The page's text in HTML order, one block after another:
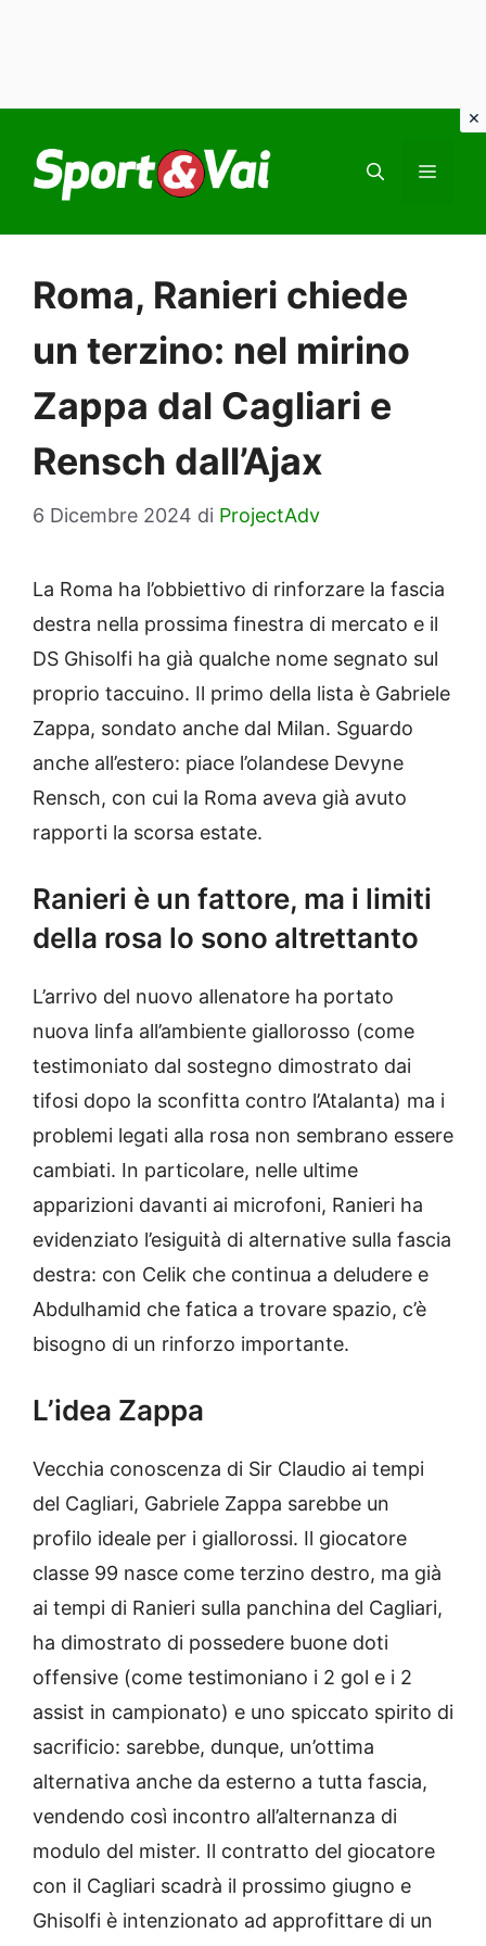
contenuto
Roma, Ranieri chiede
un terzino: nel mirino
Zappa dal Cagliari e
Rensch dall’Ajax
6 Dicembre 2024 di ProjectAdv
La Roma ha l’obbiettivo di rinforzare la fascia
destra nella prossima finestra di mercato e il
DS Ghisolfi ha già qualche nome segnato sul
proprio taccuino. Il primo della lista è Gabriele
Zappa, sondato anche dal Milan. Sguardo
anche all’estero: piace l’olandese Devyne
Rensch, con cui la Roma aveva già avuto
rapporti la scorsa estate.
Ranieri è un fattore, ma i limiti
della rosa lo sono altrettanto
L’arrivo del nuovo allenatore ha portato
nuova linfa all’ambiente giallorosso (come
testimoniato dal sostegno dimostrato dai
tifosi dopo la sconfitta contro l’Atalanta) ma i
problemi legati alla rosa non sembrano essere
cambiati. In particolare, nelle ultime
apparizioni davanti ai microfoni, Ranieri ha
evidenziato l’esiguità di alternative sulla fascia
destra: con Celik che continua a deludere e
Abdulhamid che fatica a trovare spazio, c’è
bisogno di un rinforzo importante.
L’idea Zappa
Vecchia conoscenza di Sir Claudio ai tempi
del Cagliari, Gabriele Zappa sarebbe un
profilo ideale per i giallorossi. Il giocatore
classe 99 nasce come terzino destro, ma già
ai tempi di Ranieri sulla panchina del Cagliari,
ha dimostrato di possedere buone doti
offensive (come testimoniano i 2 gol e i 2
assist in campionato) e uno spiccato spirito di
sacrificio: sarebbe, dunque, un’ottima
alternativa anche da esterno a tutta fascia,
vendendo così incontro all’alternanza di
modulo del mister. Il contratto del giocatore
con il Cagliari scadrà il prossimo giugno e
Ghisolfi è intenzionato ad approfittare di un